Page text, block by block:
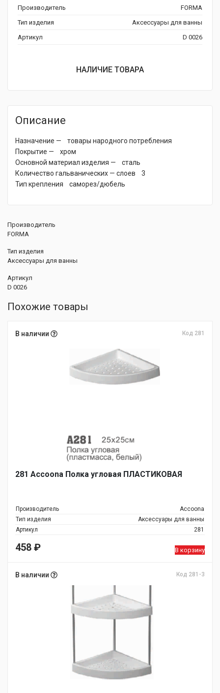
Производитель
FORMA
Тип изделия
Аксессуары для ванны
Артикул
D 0026
НАЛИЧИЕ ТОВАРА
Описание
Назначение — товары народного потребления
Покрытие — хром
Основной материал изделия — сталь
Количество гальванических — слоев 3
Тип крепления саморез/дюбель
Производитель
FORMA
Тип изделия
Аксессуары для ванны
Артикул
D 0026
Похожие товары
В наличии Код 281
281 Accoona Полка угловая ПЛАСТИКОВАЯ
Производитель
Accoona
Тип изделия
Аксессуары для ванны
Артикул
281
458 ₽ В корзину
В наличии Код 281-3